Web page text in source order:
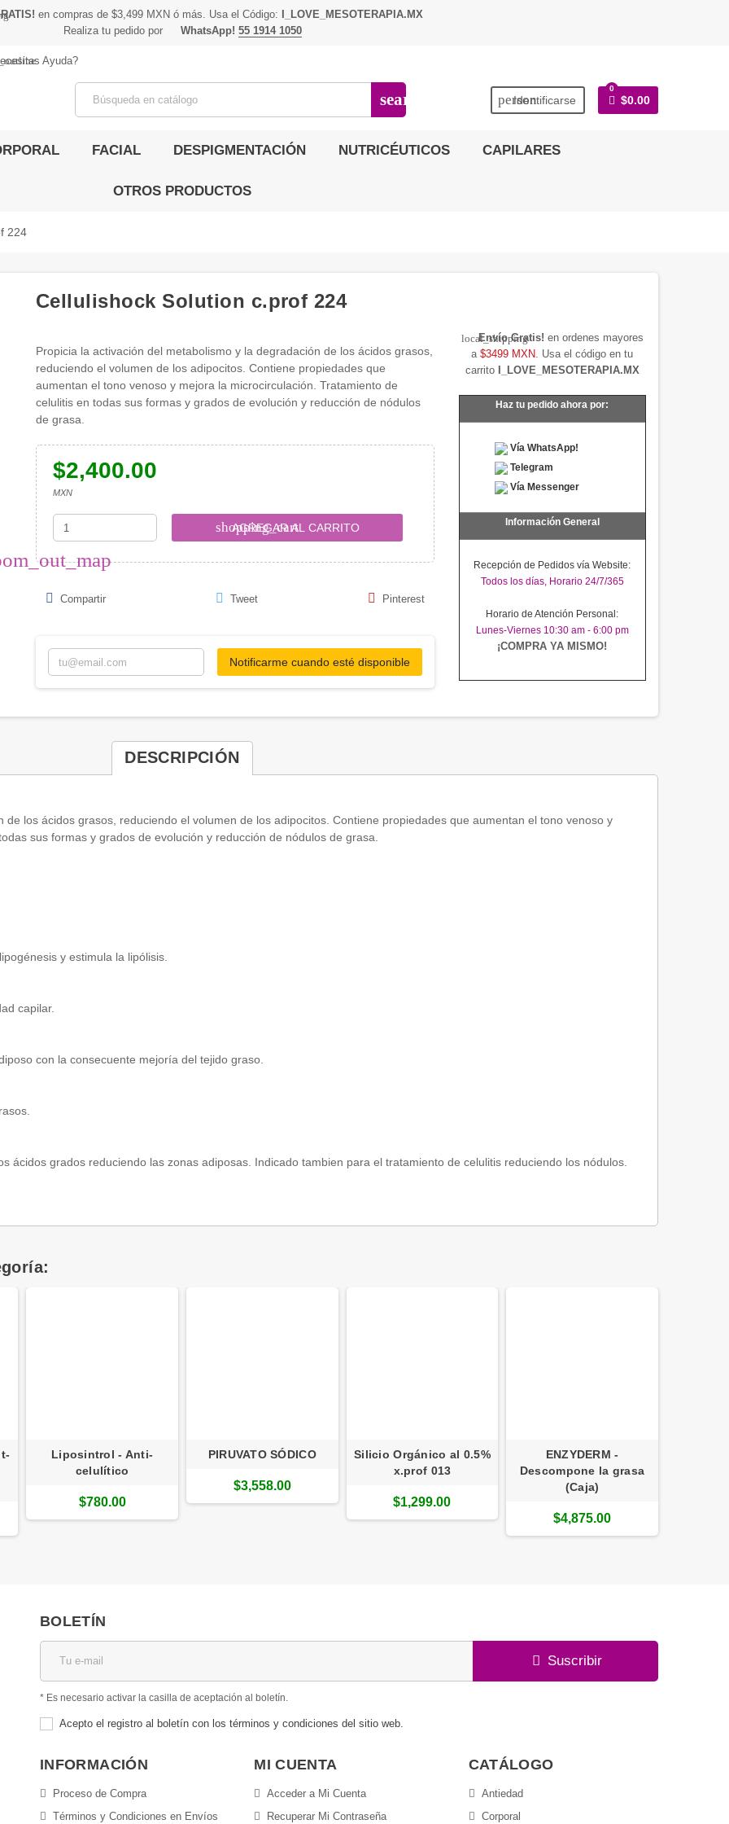
en compras de $3,499 MXN ó más. Usa el Código:
I_LOVE_MESOTERAPIA.MX
Realiza tu pedido por
WhatsApp! 55 1914 1050
Ayuda?
search person
Identificarse
0
$0.00
FACIAL DESPIGMENTACIÓN NUTRICÉUTICOS CAPILARES
OTROS PRODUCTOS
224
Cellulishock Solution c.prof 224
Propicia la activación del metabolismo y la degradación de los ácidos grasos,
reduciendo el volumen de los adipocitos. Contiene propiedades que
aumentan el tono venoso y mejora la microcirculación. Tratamiento de
celulitis en todas sus formas y grados de evolución y reducción de nódulos
de grasa.
$2,400.00
MXN
shopping_cart
AGREGAR AL CARRITO
Compartir Tweet Pinterest
Notificarme cuando esté disponible
local_shipping
Envío Gratis! en ordenes mayores
a$3499 MXN. Usa el código en tu
carrito
I_LOVE_MESOTERAPIA.MX
Haz tu pedido ahora por:
Vía WhatsApp!
Telegram
Vía Messenger
Información General
Recepción de Pedidos vía Website:
Todos los días, Horario 24/7/365
Horario de Atención Personal:
Lunes-Viernes 10:30 am - 6:00 pm
¡COMPRA YA MISMO!
DESCRIPCIÓN
los ácidos grasos, reduciendo el volumen de los adipocitos. Contiene propiedades que aumentan el tono venoso y
sus formas y grados de evolución y reducción de nódulos de grasa.
y estimula la lipólisis.
capilar.
con la consecuente mejoría del tejido graso.
ácidos grados reduciendo las zonas adiposas. Indicado tambien para el tratamiento de celulitis reduciendo los nódulos.
Liposintrol - Anti-
celulítico
$780.00
PIRUVATO SÓDICO
$3,558.00
Silicio Orgánico al 0.5%
x.prof 013
$1,299.00
ENZYDERM -
Descompone la grasa
(Caja)
$4,875.00
BOLETÍN
Suscribir
* Es necesario activar la casilla de aceptación al boletín.
Acepto el registro al boletín con los términos y condiciones del sitio web.
INFORMACIÓN
Proceso de Compra
Términos y Condiciones en Envíos
MI CUENTA
Acceder a Mi Cuenta
Recuperar Mi Contraseña
CATÁLOGO
Antiedad
Corporal